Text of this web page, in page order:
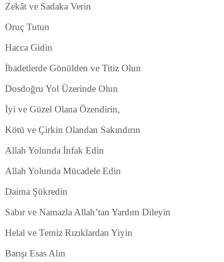
Zekât ve Sadaka Verin
Oruç Tutun
Hacca Gidin
İbadetlerde Gönülden ve Titiz Olun
Dosdoğru Yol Üzerinde Olun
İyi ve Güzel Olana Özendirin,
Kötü ve Çirkin Olandan Sakındırın
Allah Yolunda İnfak Edin
Allah Yolunda Mücadele Edin
Daima Şükredin
Sabır ve Namazla Allah’tan Yardım Dileyin
Helal ve Temiz Rızıklardan Yiyin
Barışı Esas Alın